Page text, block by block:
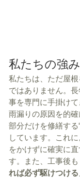
私たちの強み
私たちは、ただ屋
ではありません。
事を専門に手掛けて
雨漏りの原因を的
部分だけを修繕する
しています。これ
をかけずに確実に
す。また、工事後も
れば必ず駆けつける